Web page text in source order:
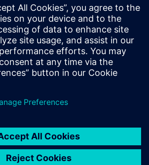
equipment and tool
requirements in a 3D
environment. Optimize
factory space and maximize
capital resource utilization by
digitally configuring factory
layouts.